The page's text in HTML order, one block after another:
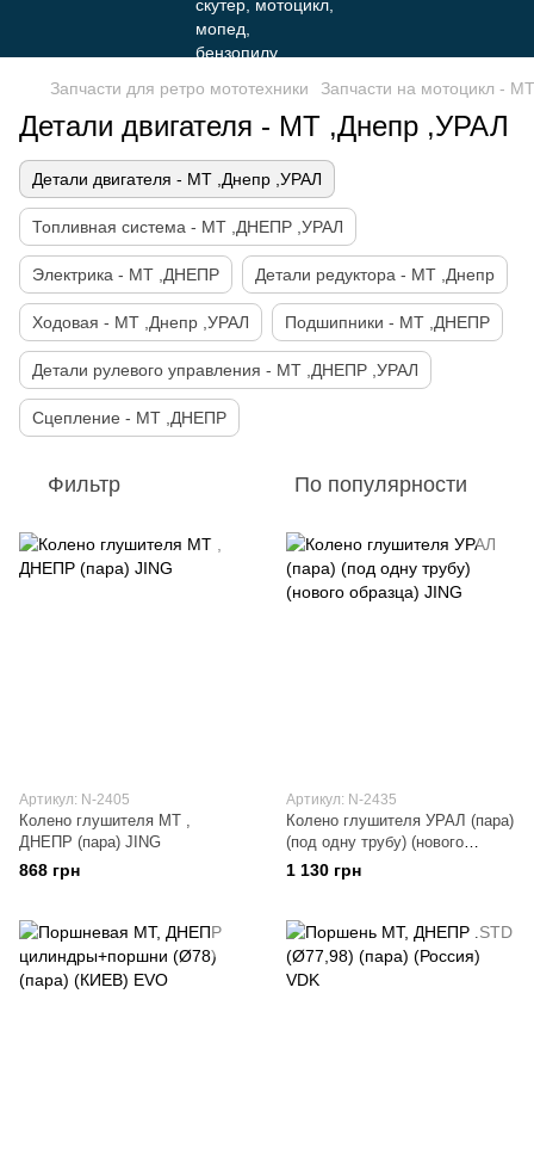
Запчасти для ретро мототехники Запчасти на мотоцикл -
Детали двигателя - МТ ,Днепр ,УРАЛ
Детали двигателя - МТ ,Днепр ,УРАЛ
Топливная система - МТ ,ДНЕПР ,УРАЛ
Электрика - МТ ,ДНЕПР Детали редуктора - МТ ,Днепр
Ходовая - МТ ,Днепр ,УРАЛ Подшипники - МТ ,ДНЕПР
Детали рулевого управления - МТ ,ДНЕПР ,УРАЛ
Сцепление - МТ ,ДНЕПР
Фильтр По популярности
Артикул: N-2405
Колено глушителя МТ ,
ДНЕПР (пара) JING
868 грн
Артикул: N-2435
Колено глушителя УРАЛ (пара)
(под одну трубу) (нового
образца) JING
1 130 грн